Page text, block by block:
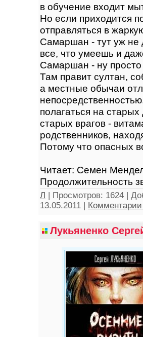
в обучение входит
Но если приходится
отправляться в
Самаршан - тут уж не
все, что умеешь и
Самаршан - ну просто
Там правит султан,
а местные обычаи
полагаться на
старых врагов -
родственников,
Потому что опасных
Читает: Семен
Продолжительность
Л | Просмотров: 1624 |
13.05.2011 |
Лукьяненко